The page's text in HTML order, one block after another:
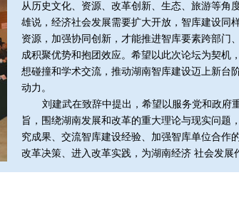
从历史文化、资源、改革创新、生态、旅游等角
雄说，经济社会发展需要扩大开放，智库建设同
资源，加强协同创新，才能推进智库要素跨部门
成积聚优势和抱团效应。希望以此次论坛为契机
想碰撞和学术交流，推动湖南智库建设迈上新台
动力。
刘建武在致辞中提出，希望以服务党和政府
旨，围绕湖南发展和改革的重大理论与现实问题
究成果、交流智库建设经验、加强智库单位合作
改革决策、进入改革实践，为湖南经济 社会发展